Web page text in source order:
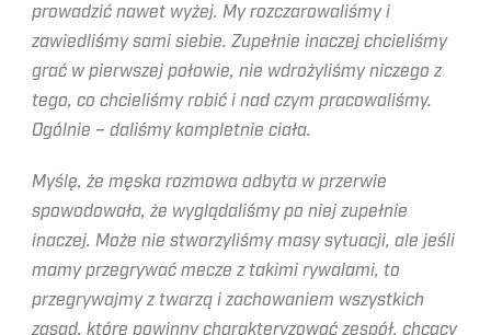
prowadzić nawet wyżej. My rozczarowaliśmy i
zawiedliśmy sami siebie. Zupełnie inaczej chcieliśmy
grać w pierwszej połowie, nie wdrożyliśmy niczego z
tego, co chcieliśmy robić i nad czym pracowaliśmy.
Ogólnie – daliśmy kompletnie ciała.
Myślę, że męska rozmowa odbyta w przerwie
spowodowała, że wyglądaliśmy po niej zupełnie
inaczej. Może nie stworzyliśmy masy sytuacji, ale jeśli
mamy przegrywać mecze z takimi rywalami, to
przegrywajmy z twarzą i zachowaniem wszystkich
zasad, które powinny charakteryzować zespół, chcący